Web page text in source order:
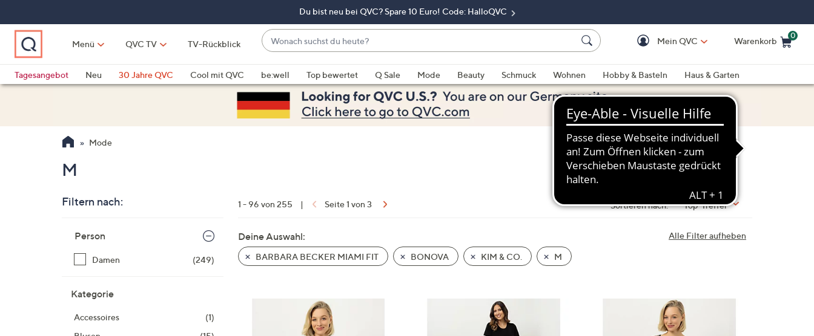
springen
Du bist neu bei QVC? Spare 10 Euro! Code: HalloQVC
Menü QVC TV TV-Rückblick
Wonach
suchst
du
heute?
Vorschläge
verfügbar
sind,
verwenden
und
unten
oder
wischen
Mein QVC Warenkorb
0
Tagesangebot
Neu 30 Jahre QVC Cool mit QVC be:well Top bewertet Q Sale Mode Beauty Schmuck Wohnen Hobby & Basteln
Haus & Garten
Mode
M
Filtern nach:
Produktliste
Person
Damen (249)
Kategorie
Accessoires
(1)
1 - 96 von 255 | Seite 1 von 3 Sortieren nach: Top-Treffer
Alle Filter aufheben
Deine Auswahl:
BARBARA BECKER MIAMI FIT BONOVA KIM & CO. M